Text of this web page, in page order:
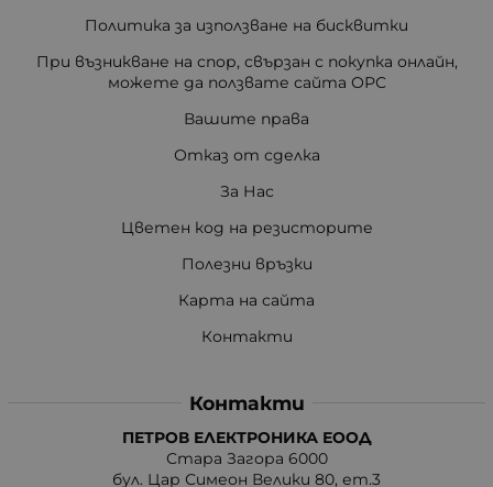
Политика за използване на бисквитки
При възникване на спор, свързан с покупка онлайн,
можете да ползвате сайта ОРС
Вашите права
Отказ от сделка
За Нас
Цветен код на резисторите
Полезни връзки
Карта на сайта
Контакти
Контакти
ПЕТРОВ ЕЛЕКТРОНИКА ЕООД
Стара Загора 6000
бул. Цар Симеон Велики 80, ет.3